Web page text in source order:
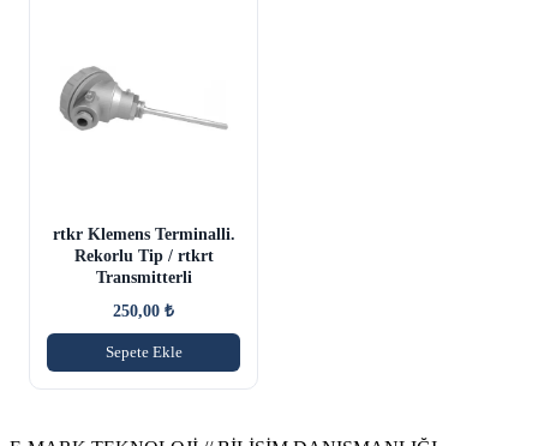
rtkr Klemens Terminalli.
Rekorlu Tip / rtkrt
Transmitterli
250,00 ₺
Sepete Ekle